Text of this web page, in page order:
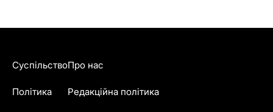
Суспільство
Політика
Про нас
Редакційна політика